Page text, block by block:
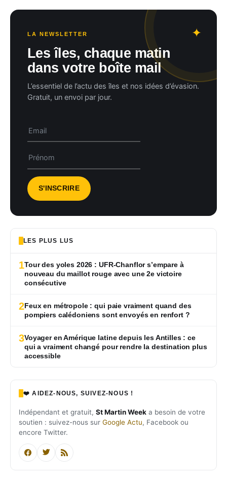
LA NEWSLETTER
Les îles, chaque matin
dans votre boîte mail
L’essentiel de l’actu des îles et nos idées d’évasion.
Gratuit, un envoi par jour.
LES PLUS LUS
1Tour des yoles 2026 : UFR-Chanflor s’empare à
nouveau du maillot rouge avec une 2e victoire
consécutive
2Feux en métropole : qui paie vraiment quand des
pompiers calédoniens sont envoyés en renfort ?
3Voyager en Amérique latine depuis les Antilles : ce
qui a vraiment changé pour rendre la destination plus
accessible
❤️ AIDEZ-NOUS, SUIVEZ-NOUS !
Indépendant et gratuit, St Martin Week a besoin de votre
soutien : suivez-nous sur Google Actu, Facebook ou
encore Twitter.